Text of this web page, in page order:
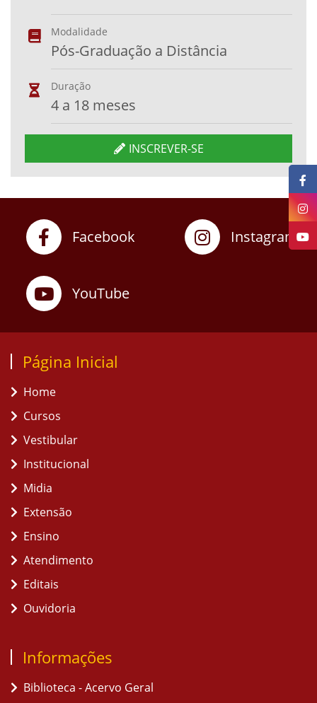
Modalidade
Pós-Graduação a Distância
Duração
4 a 18 meses
INSCREVER-SE
Facebook Instagram
YouTube
Página Inicial
Home
Cursos
Vestibular
Institucional
Midia
Extensão
Ensino
Atendimento
Editais
Ouvidoria
Informações
Biblioteca - Acervo Geral